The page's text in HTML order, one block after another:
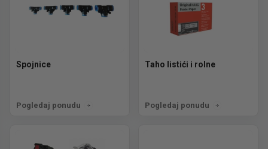
Spojnice
Pogledaj ponudu
Taho listići i rolne
Pogledaj ponudu